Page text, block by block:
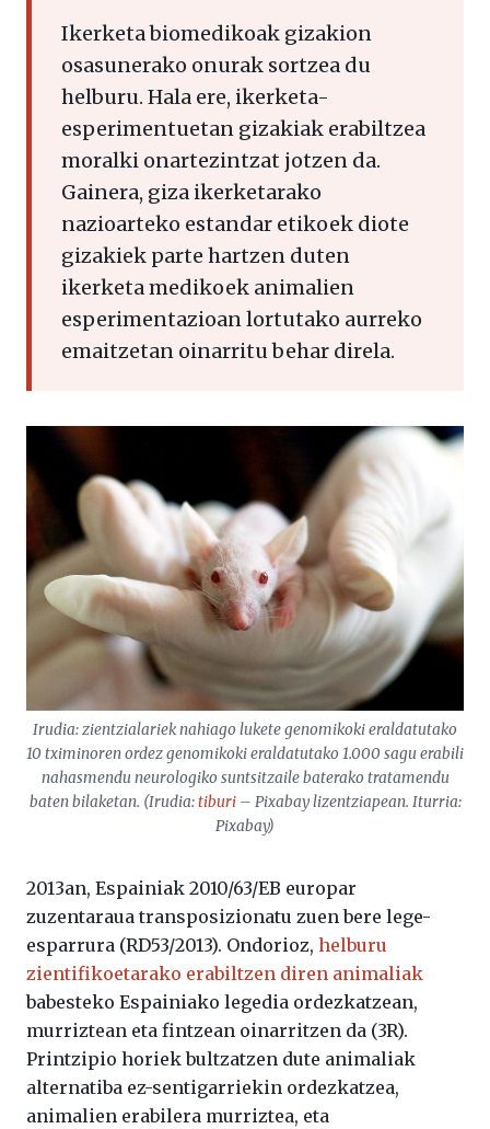
Ikerketa biomedikoak gizakion
osasunerako onurak sortzea du
helburu. Hala ere, ikerketa-
esperimentuetan gizakiak erabiltzea
moralki onartezintzat jotzen da.
Gainera, giza ikerketarako
nazioarteko estandar etikoek diote
gizakiek parte hartzen duten
ikerketa medikoek animalien
esperimentazioan lortutako aurreko
emaitzetan oinarritu behar direla.
Irudia: zientzialariek nahiago lukete genomikoki eraldatutako
10 tximinoren ordez genomikoki eraldatutako 1.000 sagu erabili
nahasmendu neurologiko suntsitzaile baterako tratamendu
baten bilaketan. (Irudia:tiburi– Pixabay lizentziapean. Iturria:
Pixabay)
2013an, Espainiak 2010/63/EB europar
zuzentaraua transposizionatu zuen bere lege-
esparrura (RD53/2013). Ondorioz, helburu
zientifikoetarako erabiltzen diren animaliak
babesteko Espainiako legedia ordezkatzean,
murriztean eta fintzean oinarritzen da (3R).
Printzipio horiek bultzatzen dute animaliak
alternatiba ez-sentigarriekin ordezkatzea,
animalien erabilera murriztea, eta